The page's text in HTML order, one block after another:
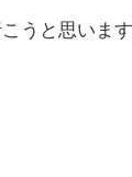
うと思います